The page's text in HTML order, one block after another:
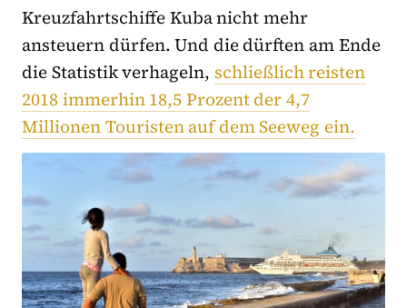
Kreuzfahrtschiffe Kuba nicht mehr
ansteuern dürfen. Und die dürften am Ende
die Statistik verhageln, schließlich reisten
2018 immerhin 18,5 Prozent der 4,7
Millionen Touristen auf dem Seeweg ein.